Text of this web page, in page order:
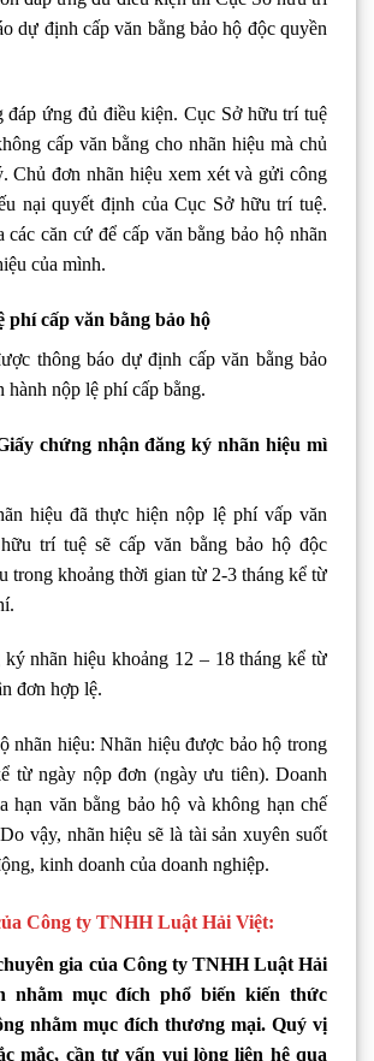
dự định cấp văn bằng bảo hộ độc quyền
đáp ứng đủ điều kiện. Cục Sở hữu trí tuệ
cấp văn bằng cho nhãn hiệu mà chủ
Chủ đơn nhãn hiệu xem xét và gửi công
nại quyết định của Cục Sở hữu trí tuệ.
các căn cứ để cấp văn bằng bảo hộ nhãn
của mình.
phí cấp văn bằng bảo hộ
thông báo dự định cấp văn bằng bảo
hành nộp lệ phí cấp bằng.
chứng nhận đăng ký nhãn hiệu mì
hiệu đã thực hiện nộp lệ phí vấp văn
trí tuệ sẽ cấp văn bằng bảo hộ độc
trong khoảng thời gian từ 2-3 tháng kể từ
nhãn hiệu khoảng 12 – 18 tháng kể từ
đơn hợp lệ.
nhãn hiệu: Nhãn hiệu được bảo hộ trong
từ ngày nộp đơn (ngày ưu tiên). Doanh
hạn văn bằng bảo hộ và không hạn chế
vậy, nhãn hiệu sẽ là tài sản xuyên suốt
kinh doanh của doanh nghiệp.
Công ty TNHH Luật Hải Việt:
gia của Công ty TNHH Luật Hải
nhằm mục đích phổ biến kiến thức
nhằm mục đích thương mại. Quý vị
mắc, cần tư vấn vui lòng liên hệ qua